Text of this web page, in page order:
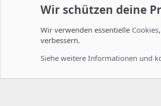
Startseite Foren Linux Foren
Wir schützen deine
Wir verwenden essentielle Cookies
verbessern.
Siehe weitere Informationen und